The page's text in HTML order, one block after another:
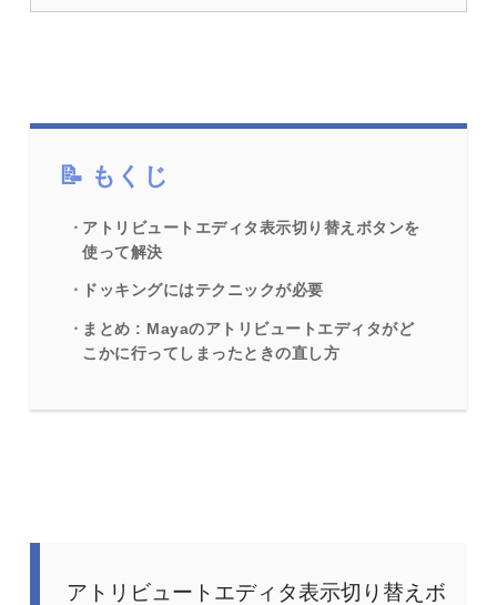
もくじ
アトリビュートエディタ表示切り替えボタンを
使って解決
ドッキングにはテクニックが必要
まとめ : Mayaのアトリビュートエディタがど
こかに行ってしまったときの直し方
アトリビュートエディタ表示切り替えボ